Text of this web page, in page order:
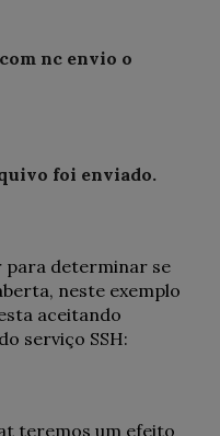
nc envio o
foi enviado.
para determinar se
neste exemplo
aceitando
serviço SSH:
teremos um efeito